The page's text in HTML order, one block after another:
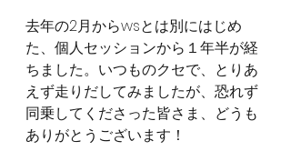
去年の2月からwsとは別にはじめ
た、個人セッションから１年半が経
ちました。いつものクセで、とりあ
えず走りだしてみましたが、恐れず
同乗してくださった皆さま、どうも
ありがとうございます！